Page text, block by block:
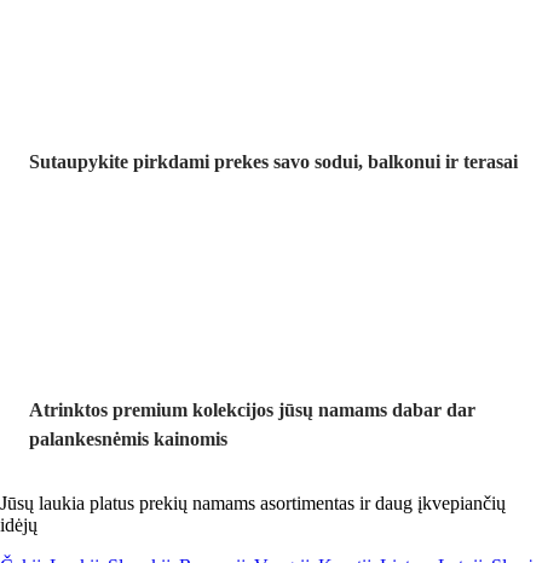
Sutaupykite pirkdami prekes savo sodui, balkonui ir terasai
Atrinktos premium kolekcijos jūsų namams dabar dar
palankesnėmis kainomis
Jūsų laukia platus prekių namams asortimentas ir daug įkvepiančių
idėjų